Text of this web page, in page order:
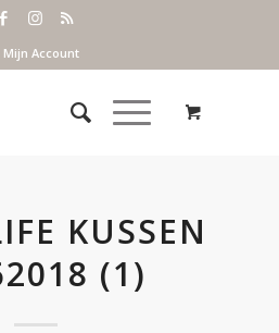
Mijn Account
KUSSEN
(1)